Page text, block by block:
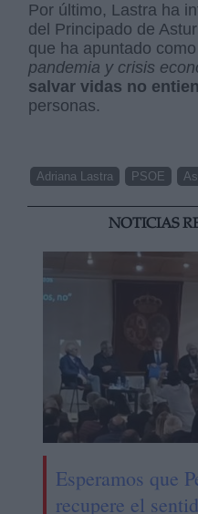
Por último, Lastra ha
del Principado de
que ha apuntado
pandemia y crisis
salvar vidas no
personas.
Adriana Lastra PSOE
NOTICIAS
Esperamos que
recupere el